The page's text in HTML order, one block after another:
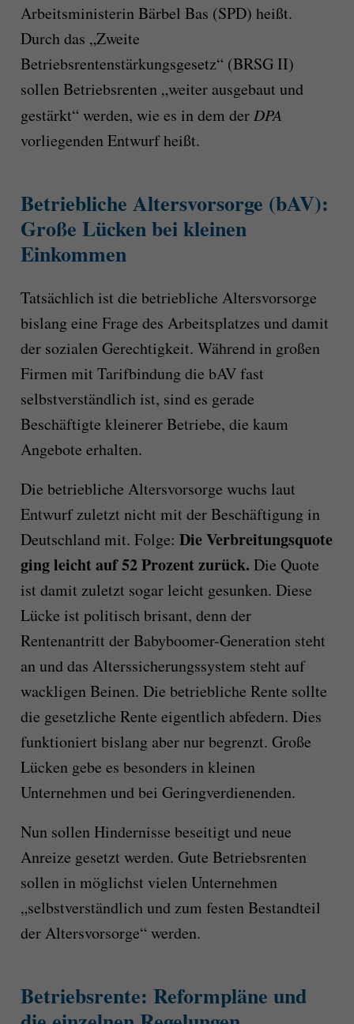
Arbeitsministerin Bärbel Bas (SPD) heißt.
Durch das „Zweite
Betriebsrentenstärkungsgesetz“ (BRSG II)
sollen Betriebsrenten „weiter ausgebaut und
gestärkt“ werden, wie es in dem der DPA
vorliegenden Entwurf heißt.
Betriebliche Altersvorsorge (bAV):
Große Lücken bei kleinen
Einkommen
Tatsächlich ist die betriebliche Altersvorsorge
bislang eine Frage des Arbeitsplatzes und damit
der sozialen Gerechtigkeit. Während in großen
Firmen mit Tarifbindung die bAV fast
selbstverständlich ist, sind es gerade
Beschäftigte kleinerer Betriebe, die kaum
Angebote erhalten.
Die betriebliche Altersvorsorge wuchs laut
Entwurf zuletzt nicht mit der Beschäftigung in
Deutschland mit. Folge: Die Verbreitungsquote
ging leicht auf 52 Prozent zurück. Die Quote
ist damit zuletzt sogar leicht gesunken. Diese
Lücke ist politisch brisant, denn der
Rentenantritt der Babyboomer-Generation steht
an und das Alterssicherungssystem steht auf
wackligen Beinen. Die betriebliche Rente sollte
die gesetzliche Rente eigentlich abfedern. Dies
funktioniert bislang aber nur begrenzt. Große
Lücken gebe es besonders in kleinen
Unternehmen und bei Geringverdienenden.
Nun sollen Hindernisse beseitigt und neue
Anreize gesetzt werden. Gute Betriebsrenten
sollen in möglichst vielen Unternehmen
„selbstverständlich und zum festen Bestandteil
der Altersvorsorge“ werden.
Betriebsrente: Reformpläne und